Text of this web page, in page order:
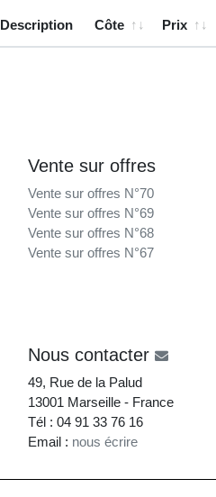
Description Côte Prix
Vente sur offres
Vente sur offres N°70
Vente sur offres N°69
Vente sur offres N°68
Vente sur offres N°67
Nous contacter
49, Rue de la Palud
13001 Marseille - France
Tél : 04 91 33 76 16
Email : nous écrire